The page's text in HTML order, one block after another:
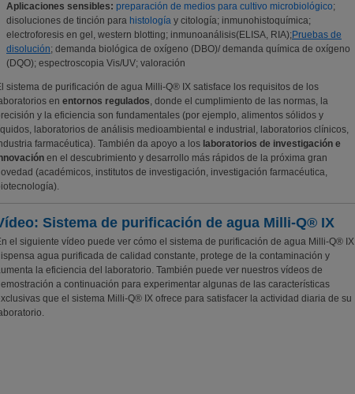
Aplicaciones sensibles: preparación de medios para cultivo microbiológico;
disoluciones de tinción para histología y citología; inmunohistoquímica;
electroforesis en gel, western blotting; inmunoanálisis(ELISA, RIA);Pruebas de
disolución; demanda biológica de oxígeno (DBO)/ demanda química de oxígeno
(DQO); espectroscopia Vis/UV; valoración
sistema de purificación de agua Milli-Q® IX satisface los requisitos de los
en entornos regulados, donde el cumplimiento de las normas, la
y la eficiencia son fundamentales (por ejemplo, alimentos sólidos y
laboratorios de análisis medioambiental e industrial, laboratorios clínicos,
farmacéutica). También da apoyo a los laboratorios de investigación e
en el descubrimiento y desarrollo más rápidos de la próxima gran
(académicos, institutos de investigación, investigación farmacéutica,
Sistema de purificación de agua Milli-Q® IX
el siguiente vídeo puede ver cómo el sistema de purificación de agua Milli-Q® IX
agua purificada de calidad constante, protege de la contaminación y
la eficiencia del laboratorio. También puede ver nuestros vídeos de
a continuación para experimentar algunas de las características
que el sistema Milli-Q® IX ofrece para satisfacer la actividad diaria de su